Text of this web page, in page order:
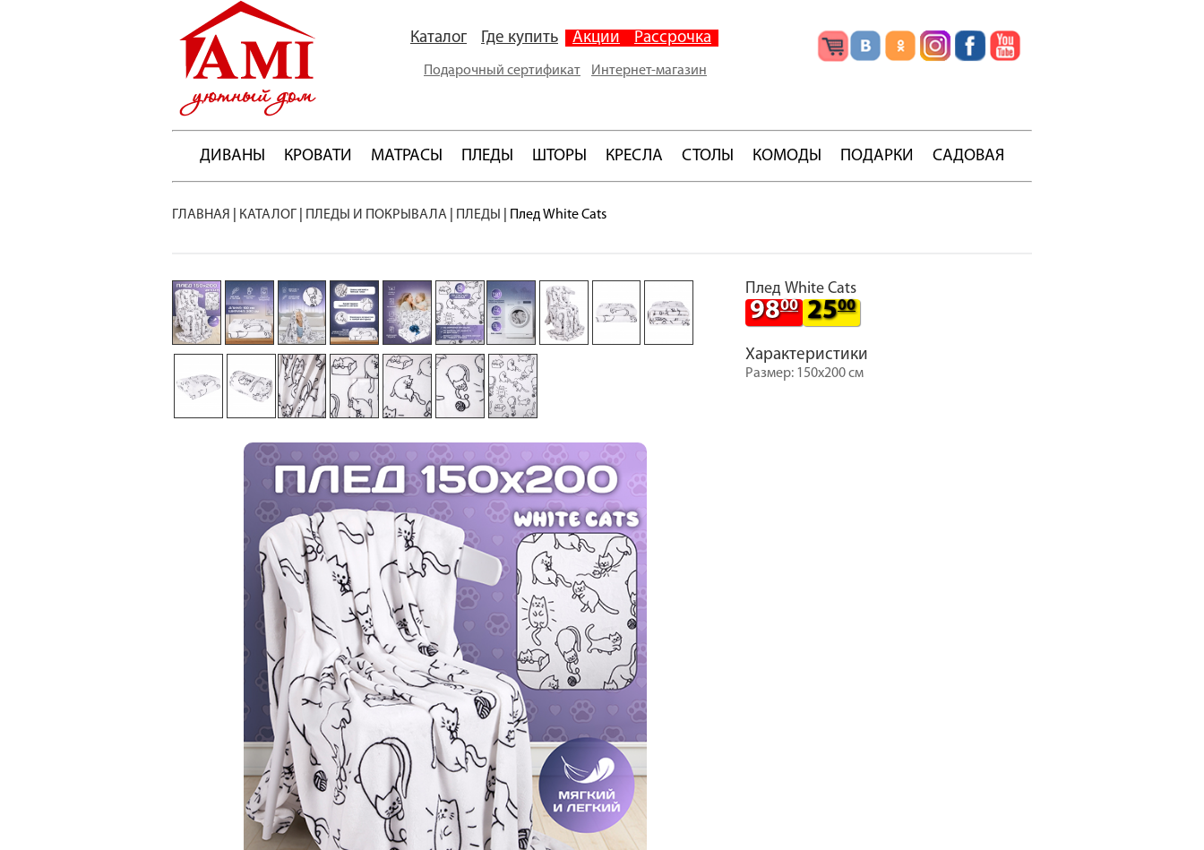
Каталог Где купить Акции Рассрочка
Подарочный сертификат Интернет-магазин
ДИВАНЫ КРОВАТИ МАТРАСЫ ПЛЕДЫ ШТОРЫ КРЕСЛА СТОЛЫ КОМОДЫ ПОДАРКИ САДОВАЯ
ГЛАВНАЯ КАТАЛОГ ПЛЕДЫ И ПОКРЫВАЛА ПЛЕДЫ Плед White Cats
Плед White Cats
9800 2500
Характеристики
Размер: 150х200 см